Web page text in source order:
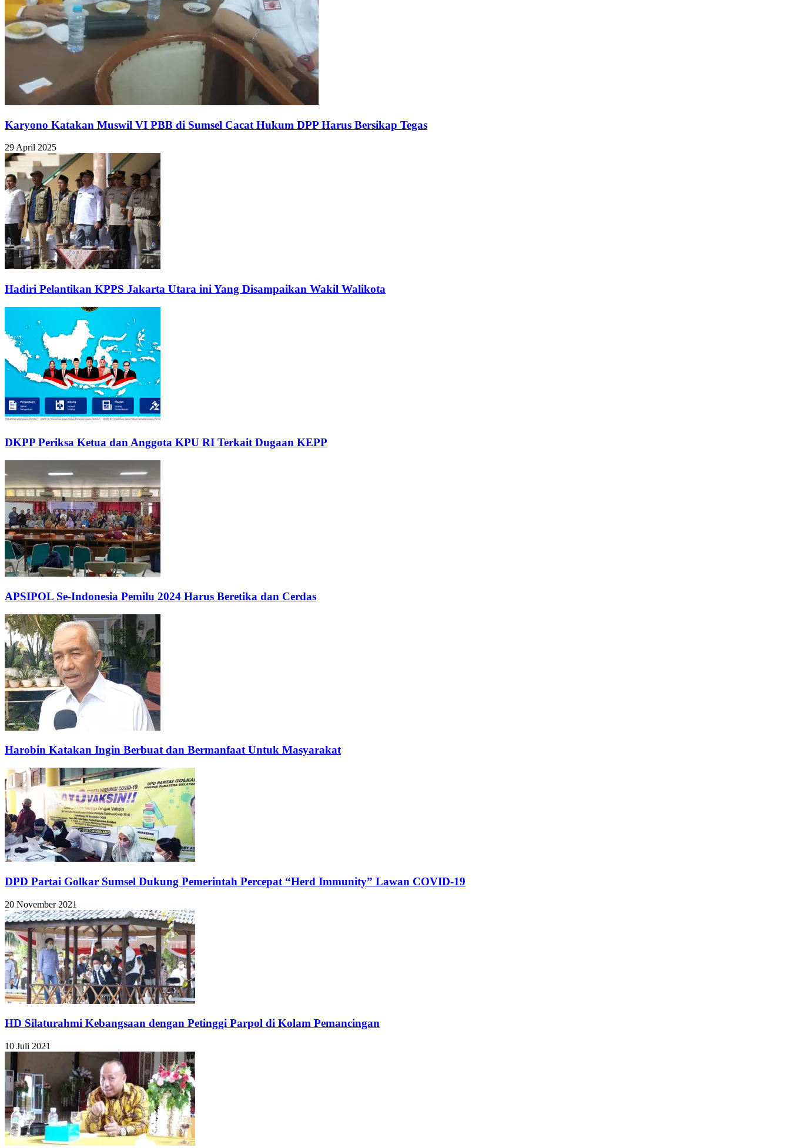
Karyono Katakan Muswil VI PBB di Sumsel Cacat Hukum DPP Harus Bersikap Tegas
29 April 2025
Hadiri Pelantikan KPPS Jakarta Utara ini Yang Disampaikan Wakil Walikota
DKPP Periksa Ketua dan Anggota KPU RI Terkait Dugaan KEPP
APSIPOL Se-Indonesia Pemilu 2024 Harus Beretika dan Cerdas
Harobin Katakan Ingin Berbuat dan Bermanfaat Untuk Masyarakat
DPD Partai Golkar Sumsel Dukung Pemerintah Percepat “Herd Immunity” Lawan COVID-19
20 November 2021
HD Silaturahmi Kebangsaan dengan Petinggi Parpol di Kolam Pemancingan
10 Juli 2021